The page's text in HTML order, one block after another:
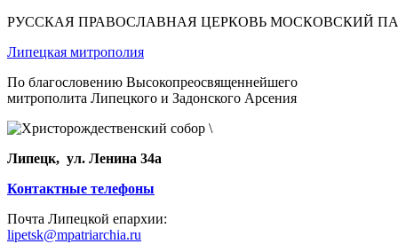
РУССКАЯ ПРАВОСЛАВНАЯ ЦЕРКОВЬ МОСКОВСКИЙ
Липецкая митрополия
По благословению Высокопреосвященнейшего
митрополита Липецкого и Задонского Арсения
Липецк, ул. Ленина 34а
Контактные телефоны
Почта Липецкой епархии:
lipetsk@mpatriarchia.ru